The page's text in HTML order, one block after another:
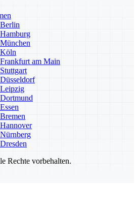
am Main
Rechte vorbehalten.